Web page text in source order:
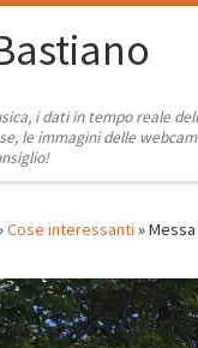
i dati in tempo reale
le immagini delle
Cose interessanti »